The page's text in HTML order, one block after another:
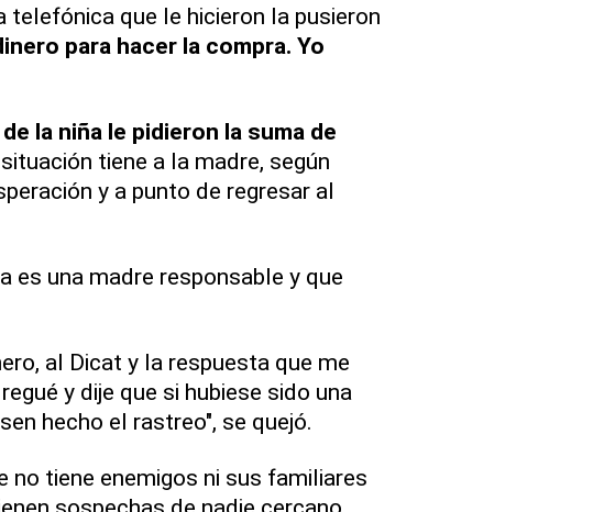
telefónica que le hicieron la pusieron
para hacer la compra. Yo
la niña le pidieron la suma de
tiene a la madre, según
y a punto de regresar al
es una madre responsable y que
al Dicat y la respuesta que me
y dije que si hubiese sido una
hecho el rastreo", se quejó.
no tiene enemigos ni sus familiares